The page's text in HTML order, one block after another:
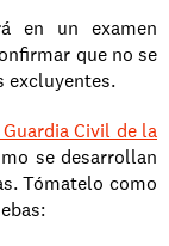
en un examen
que no se
excluyentes.
Civil de la
se desarrollan
Tómatelo como